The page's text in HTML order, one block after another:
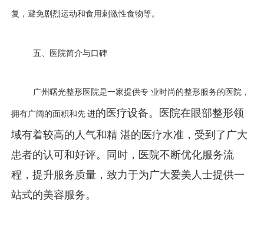
复 ，避免剧烈运动和食用刺激性食物等。
五、医院简介与口碑
广州曙光整形医院是一家提供专 业时尚的整形服务的医院，
拥有广阔的面积和先 进的医疗设备。医院在眼部整形领
域有着较高的人气和精 湛的医疗水准，受到了广大
患者的认可和好评。同时，医院不断优化服务流
程，提升服务质量，致力于为广大爱美人士提供一
站式的美容服务。